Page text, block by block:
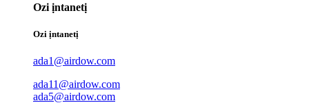
Ozi ịntanetị
Ozi ịntanetị
ada1@airdow.com
ada11@airdow.com
ada5@airdow.com